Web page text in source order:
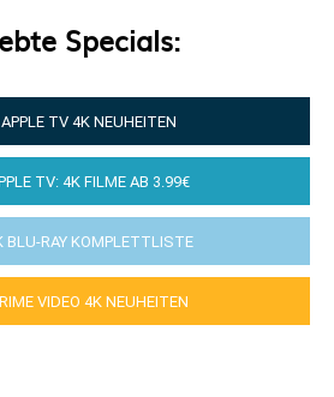
Specials:
APPLE TV 4K NEUHEITEN
TV: 4K FILME AB 3.99€
BLU-RAY KOMPLETTLISTE
VIDEO 4K NEUHEITEN